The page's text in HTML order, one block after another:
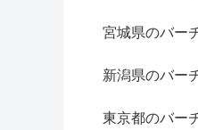
宮城県のバー
新潟県のバー
東京都のバー